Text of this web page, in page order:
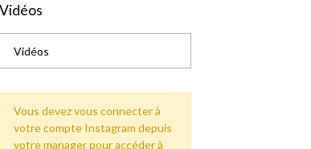
Vidéos
Vidéos
Vous devez vous connecter à
votre compte Instagram depuis
votre manager pour accéder à